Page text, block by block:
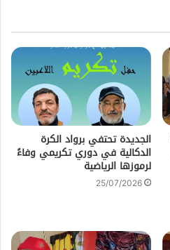
الجديدة تحتفي برواد الكرة
الدكالية في دوري تكريمي وفاءً
لرموزها الرياضية
25/07/2026